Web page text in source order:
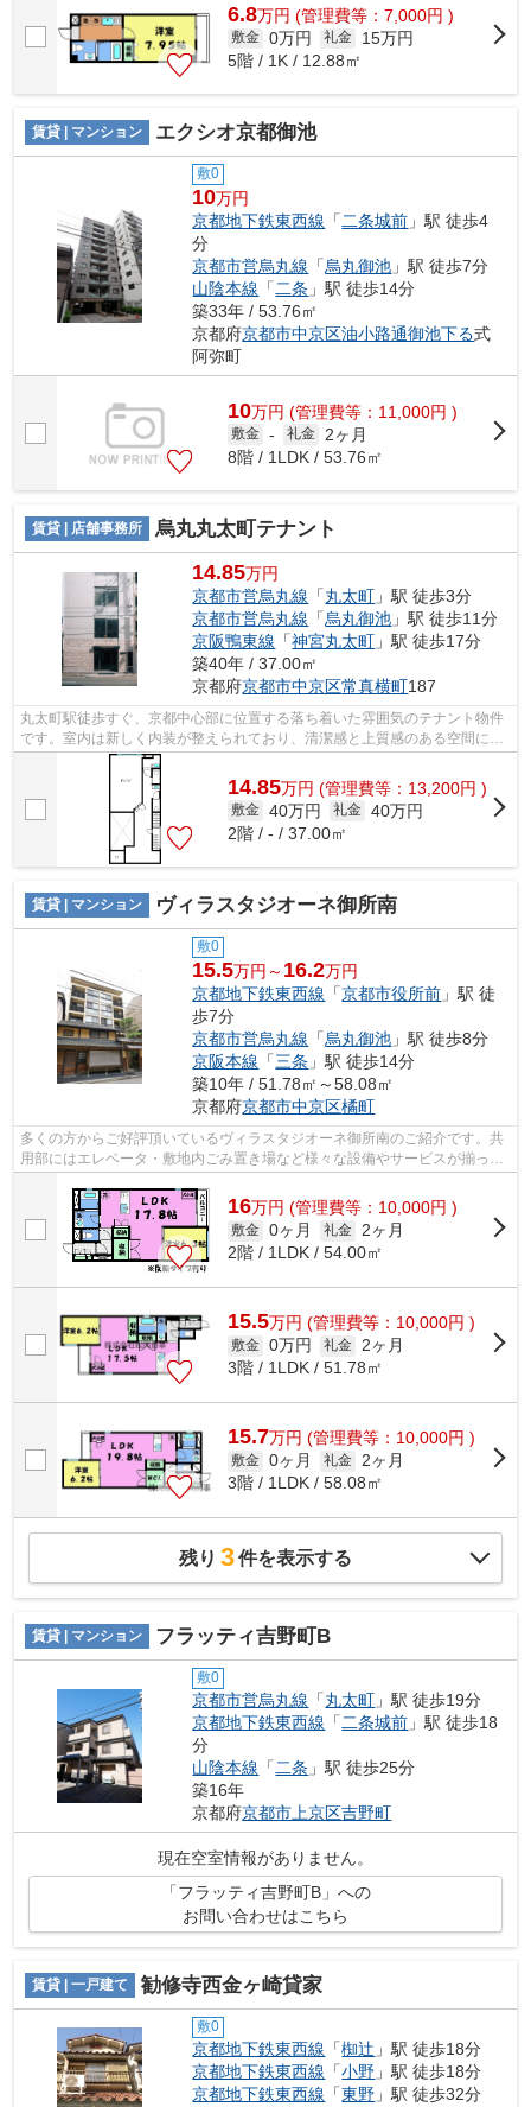
6.8万円 (管理費等：7,000円 )
敷金 0万円 礼金
15万円
5階 / 1K / 12.88㎡
賃貸 | マンション エクシオ京都御池
敷0
10万円
京都地下鉄東西線 「二条城前 」駅 徒歩4
分
京都市営烏丸線 「烏丸御池 」駅 徒歩7分
山陰本線 「二条 」駅 徒歩14分
築33年 / 53.76㎡
京都府京都市中京区油小路通御池下る式
阿弥町
10万円 (管理費等：11,000円 )
敷金 - 礼金
2ヶ月
8階 / 1LDK / 53.76㎡
賃貸 | 店舗事務所 烏丸丸太町テナント
14.85万円
京都市営烏丸線 「丸太町 」駅 徒歩3分
京都市営烏丸線 「烏丸御池 」駅 徒歩11分
京阪鴨東線 「神宮丸太町 」駅 徒歩17分
築40年 / 37.00㎡
京都府京都市中京区常真横町187
丸太町駅徒歩すぐ、京都中心部に位置する落ち着いた雰囲気のテナント物件
です。室内は新しく内装が整えられており、清潔感と上質感のある空間に仕
上がっています。
14.85万円 (管理費等：13,200円 )
敷金 40万円 礼金 40万円
2階 / - / 37.00㎡
賃貸 | マンション ヴィラスタジオーネ御所南
敷0
15.5万円～ 16.2万円
京都地下鉄東西線 「京都市役所前 」駅 徒
歩7分
京都市営烏丸線 「烏丸御池 」駅 徒歩8分
京阪本線 「三条 」駅 徒歩14分
築10年 / 51.78㎡～58.08㎡
京都府京都市中京区橘町
多くの方からご好評頂いているヴィラスタジオーネ御所南のご紹介です。共
用部にはエレベータ・敷地内ごみ置き場など様々な設備やサービスが揃って
いるので便利です。アクセスの良い徒...
16万円 (管理費等：10,000円 )
敷金 0ヶ月 礼金 2ヶ月
2階 / 1LDK / 54.00㎡
15.5万円 (管理費等：10,000円 )
敷金 0万円 礼金 2ヶ月
3階 / 1LDK / 51.78㎡
15.7万円 (管理費等：10,000円 )
敷金 0ヶ月 礼金 2ヶ月
3階 / 1LDK / 58.08㎡
残り 3件を表示する
賃貸 | マンション フラッティ吉野町B
敷0
京都市営烏丸線 「丸太町 」駅 徒歩19分
京都地下鉄東西線 「 二条城前 」駅 徒歩18
分
山陰本線 「 二条 」駅 徒歩25分
築16年
京都府京都市上京区吉野町
現在空室情報がありません。
「フラッティ吉野町B」への
お問い合わせはこちら
賃貸 | 一戸建て 勧修寺西金ヶ崎貸家
敷0
京都地下鉄東西線 「椥辻 」駅 徒歩18分
京都地下鉄東西線 「小野 」駅 徒歩18分
京都地下鉄東西線 「東野 」駅 徒歩32分